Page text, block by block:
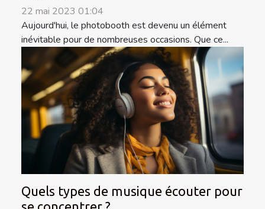
22 mai 2023 01:04
Aujourd'hui, le photobooth est devenu un élément
inévitable pour de nombreuses occasions. Que ce...
Quels types de musique écouter pour